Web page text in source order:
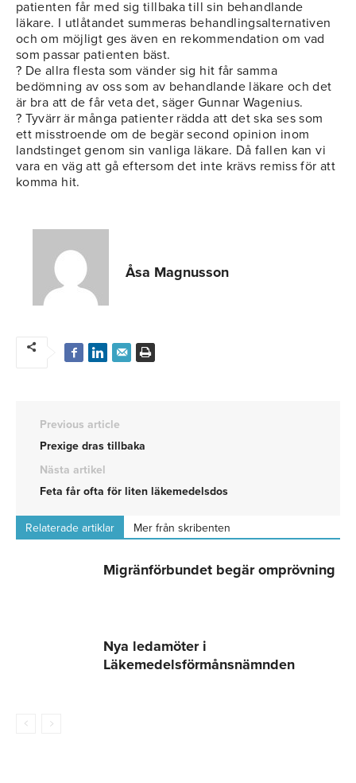
patienten får med sig tillbaka till sin behandlande
läkare. I utlåtandet summeras behandlingsalternativen
och om möjligt ges även en rekommendation om vad
som passar patienten bäst.
? De allra flesta som vänder sig hit får samma
bedömning av oss som av behandlande läkare och det
är bra att de får veta det, säger Gunnar Wagenius.
? Tyvärr är många patienter rädda att det ska ses som
ett misstroende om de begär second opinion inom
landstinget genom sin vanliga läkare. Då fallen kan vi
vara en väg att gå eftersom det inte krävs remiss för att
komma hit.
Åsa Magnusson
Previous article
Prexige dras tillbaka
Nästa artikel
Feta får ofta för liten läkemedelsdos
Relaterade artiklar Mer från skribenten
Migränförbundet begär omprövning
Nya ledamöter i
Läkemedelsförmånsnämnden